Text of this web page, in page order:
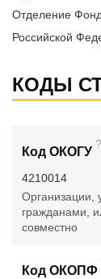
Отделение
Российской
КОДЫ
Код ОКОГУ
?
4210014
Организации,
гражданами,
совместно
Код ОКОПФ